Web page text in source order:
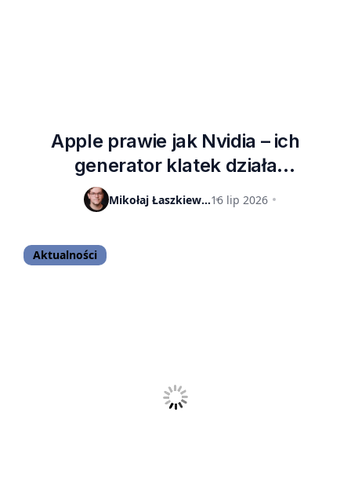
Apple prawie jak Nvidia – ich
generator klatek działa
fenomenalnie w grach
Mikołaj Łaszkiewicz16 lip 2026
Aktualności